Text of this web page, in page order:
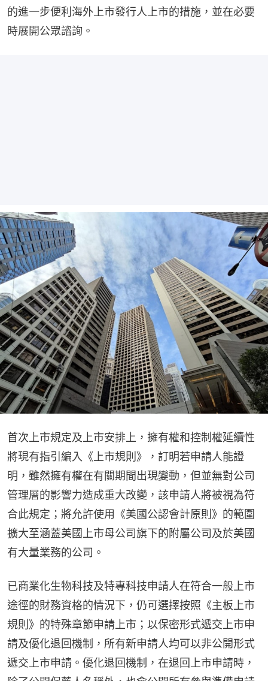
的進一步便利海外上市發行人上市的措施，並在必要
時展開公眾諮詢。
首次上市規定及上市安排上，擁有權和控制權延續性
將現有指引編入《上市規則》，訂明若申請人能證
明，雖然擁有權在有關期間出現變動，但並無對公司
管理層的影響力造成重大改變，該申請人將被視為符
合此規定；將允許使用《美國公認會計原則》的範圍
擴大至涵蓋美國上市母公司旗下的附屬公司及於美國
有大量業務的公司。
已商業化生物科技及特專科技申請人在符合一般上市
途徑的財務資格的情況下，仍可選擇按照《主板上市
規則》的特殊章節申請上市；以保密形式遞交上市申
請及優化退回機制，所有新申請人均可以非公開形式
遞交上市申請。優化退回機制，在退回上市申請時，